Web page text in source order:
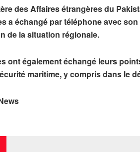
des Affaires étrangères du
a échangé par téléphone avec son
de la situation régionale.
ont également échangé leurs
maritime, y compris dans le